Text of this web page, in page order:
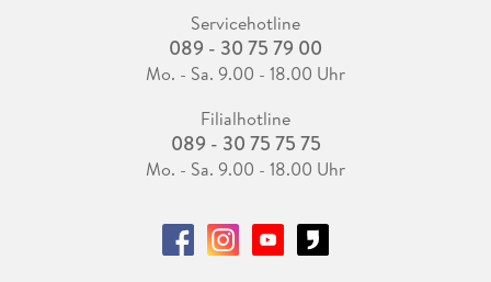
Servicehotline
089 - 30 75 79 00
Mo. - Sa. 9.00 - 18.00 Uhr
Filialhotline
089 - 30 75 75 75
Mo. - Sa. 9.00 - 18.00 Uhr